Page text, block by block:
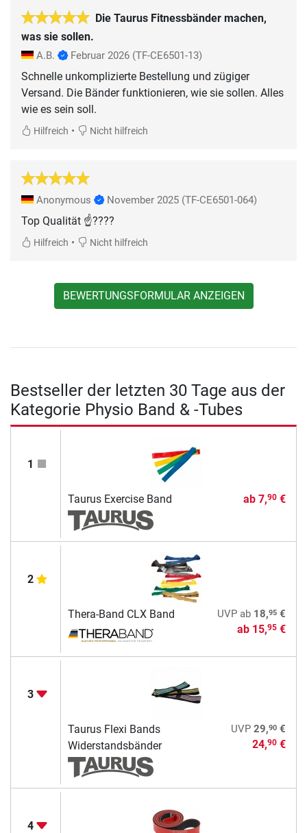
Die Taurus Fitnessbänder machen,
was sie sollen.
A.B. Februar 2026 (TF-CE6501-13)
Schnelle unkomplizierte Bestellung und zügiger
Versand. Die Bänder funktionieren, wie sie sollen. Alles
wie es sein soll.
Hilfreich • Nicht hilfreich
Anonymous November 2025 (TF-CE6501-064)
Top Qualität ☝????
Hilfreich • Nicht hilfreich
BEWERTUNGSFORMULAR ANZEIGEN
Bestseller der letzten 30 Tage aus der
Kategorie Physio Band & -Tubes
1
Taurus Exercise Band ab 7,90€
2
Thera-Band CLX Band UVPab 18,95€
ab 15,95€
3
Taurus Flexi Bands
Widerstandsbänder
UVP 29,90€
24,90€
4